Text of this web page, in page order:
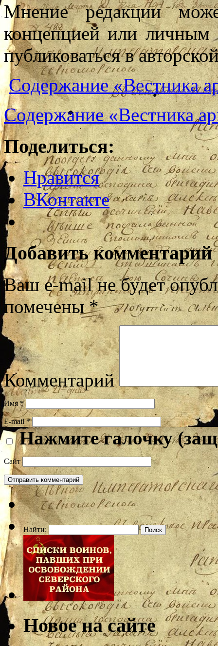
Мнение редакции
концепцией или личным
публиковаться в
Содержание «Вестника
Содержание «Вестника
Поделиться:
Нравится
ВКонтакте
Добавить комментарий
Ваш e-mail не будет
помечены*
Комментарий
Имя*
E-mail*
Нажмите галочку
Сайт
Найти:
Новое на сайте